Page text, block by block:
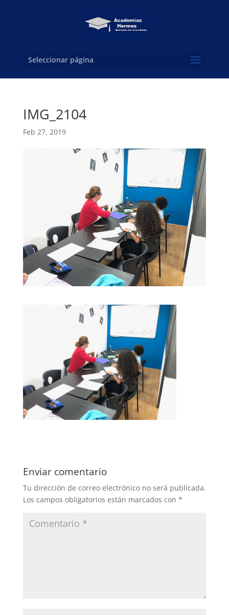
Seleccionar página
IMG_2104
Feb 27, 2019
Enviar comentario
Tu dirección de correo electrónico no será publicada.
Los campos obligatorios están marcados con *